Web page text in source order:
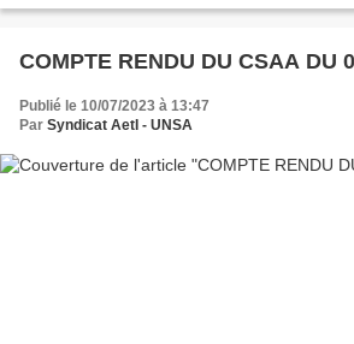
COMPTE RENDU DU CSAA DU
Publié le 10/07/2023 à 13:47
Par Syndicat AetI - UNSA